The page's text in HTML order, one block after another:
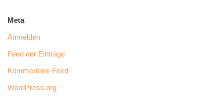
Meta
Anmelden
Feed der Einträge
Kommentare-Feed
WordPress.org